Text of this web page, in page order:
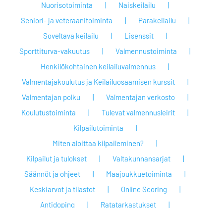
Nuorisotoiminta
Naiskeilailu
Seniori- ja veteraanitoiminta
Parakeilailu
Soveltava keilailu
Lisenssit
Sporttiturva-vakuutus
Valmennustoiminta
Henkilökohtainen keilailuvalmennus
Valmentajakoulutus ja Keilailuosaamisen kurssit
Valmentajan polku
Valmentajan verkosto
Koulutustoiminta
Tulevat valmennusleirit
Kilpailutoiminta
Miten aloittaa kilpaileminen?
Kilpailut ja tulokset
Valtakunnansarjat
Säännöt ja ohjeet
Maajoukkuetoiminta
Keskiarvot ja tilastot
Online Scoring
Antidoping
Ratatarkastukset